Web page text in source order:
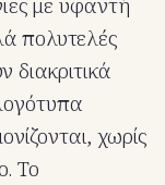
πολυτελές
χωρίς
Το